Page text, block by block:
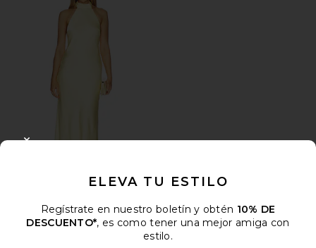
VESTIDO ARABELLE
Runaway The Label
ELEVA TU ESTILO
Regístrate en nuestro boletín y obtén 10% DE
DESCUENTO*, es como tener una mejor amiga con
estilo.